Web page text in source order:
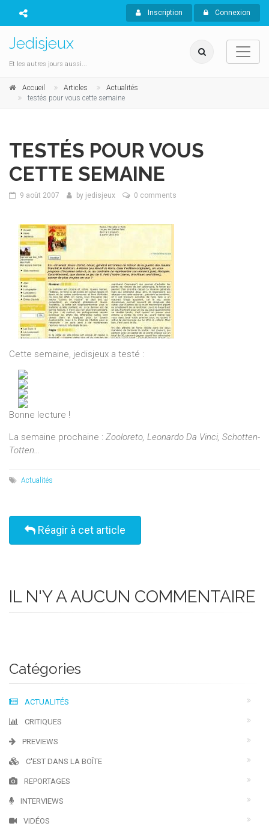
Inscription Connexion
Jedisjeux
Et les autres jours aussi...
Accueil Articles
Actualités
testés pour vous cette semaine
TESTÉS POUR VOUS
CETTE SEMAINE
9 août 2007 by jedisjeux 0 comments
Cette semaine, jedisjeux a testé :
Bonne lecture !
La semaine prochaine : Zooloreto, Leonardo Da Vinci, Schotten-
Totten...
Actualités
Réagir à cet article
IL N'Y A AUCUN COMMENTAIRE
Catégories
ACTUALITÉS
CRITIQUES
PREVIEWS
C'EST DANS LA BOÎTE
REPORTAGES
INTERVIEWS
VIDÉOS